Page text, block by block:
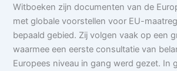
Witboeken zijn documenten van de
met globale voorstellen voor EU-
bepaald gebied. Zij volgen vaak op een
waarmee een eerste consultatie van
Europees niveau in gang werd gezet. In